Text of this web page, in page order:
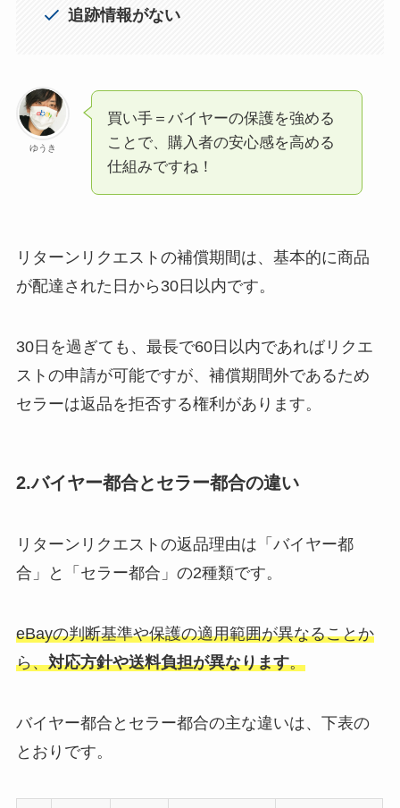
追跡情報がない
ゆうき
買い手＝バイヤーの保護を強める
ことで、購入者の安心感を高める
仕組みですね！
リターンリクエストの補償期間は、基本的に商品
が配達された日から30日以内です。
30日を過ぎても、最長で60日以内であればリクエ
ストの申請が可能ですが、補償期間外であるため
セラーは返品を拒否する権利があります。
2.バイヤー都合とセラー都合の違い
リターンリクエストの返品理由は「バイヤー都
合」と「セラー都合」の2種類です。
eBayの判断基準や保護の適用範囲が異なることか
ら、対応方針や送料負担が異なります。
バイヤー都合とセラー都合の主な違いは、下表の
とおりです。